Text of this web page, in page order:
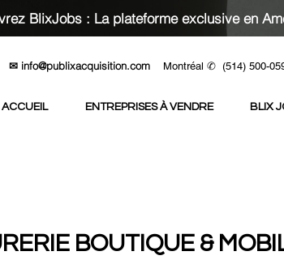
BlixJobs : La plateforme exclusive en
✉ info@publixacquisition.com Montréal ✆ (514) 500-
ACCUEIL ENTREPRISES À VENDRE BLIX
BOUTIQUE &